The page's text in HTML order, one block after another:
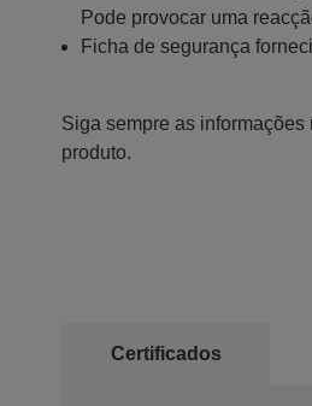
Pode provocar uma
Ficha de segurança
Siga sempre as informações
produto.
Certificados